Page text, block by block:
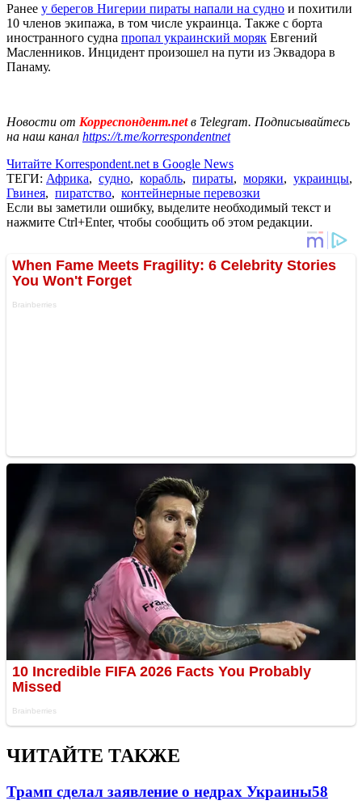
Ранее у берегов Нигерии пираты напали на судно и похитили
10 членов экипажа, в том числе украинца. Также с борта
иностранного судна пропал украинский моряк Евгений
Масленников. Инцидент произошел на пути из Эквадора в
Панаму.
Новости от Корреспондент.netв Telegram. Подписывайтесь
на наш канал https://t.me/korrespondentnet
Читайте Korrespondent.net в Google News
ТЕГИ: Африка, судно, корабль, пираты, моряки, украинцы,
Гвинея, пиратство, контейнерные перевозки
Если вы заметили ошибку, выделите необходимый текст и
нажмите Ctrl+Enter, чтобы сообщить об этом редакции.
ЧИТАЙТЕ ТАКЖЕ
Трамп сделал заявление о недрах Украины58